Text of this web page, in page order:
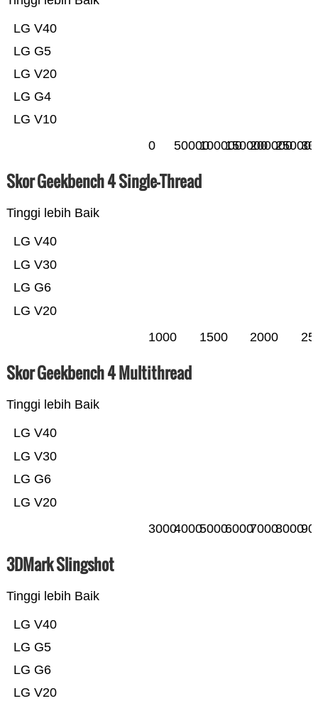
LG V10
LG G4
LG V20
LG G5
LG V40
0 50000100000150000200000250000
Skor Geekbench 4 Single-Thread
Tinggi lebih Baik
LG V20
LG G6
LG V30
LG V40
1000 1500 2000
Skor Geekbench 4 Multithread
Tinggi lebih Baik
LG V20
LG G6
LG V30
LG V40
300040005000600070008000
3DMark Slingshot
Tinggi lebih Baik
LG V20
LG G6
LG G5
LG V40